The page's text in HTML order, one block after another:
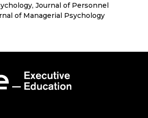
Journal of Personnel
of Managerial Psychology